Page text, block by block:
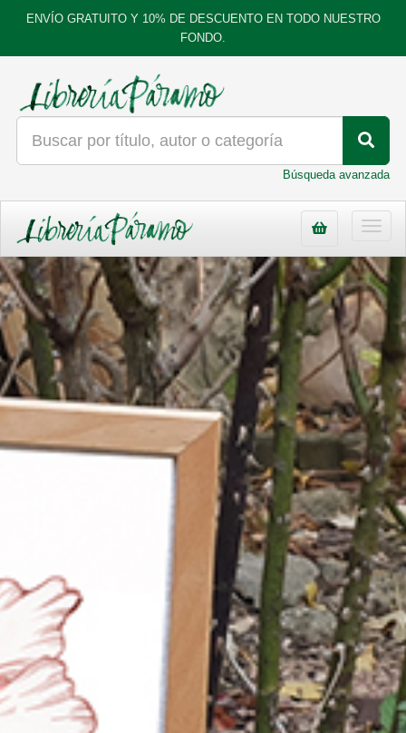
ENVÍO GRATUITO Y 10% DE DESCUENTO EN TODO NUESTRO
FONDO.
Búsqueda avanzada